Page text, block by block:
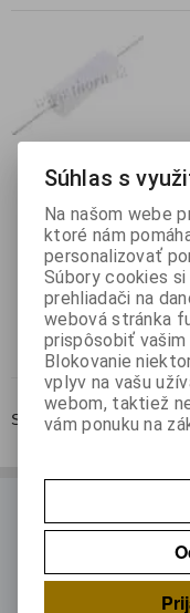
Strana1z1Celkom1
ODBER
Prihláste sa k odberu
Súhlas s
Na našom webe
ktoré nám
personalizovať
Súbory cookies
prehliadači na
webová stránka
prispôsobiť
Blokovanie
vplyv na vašu
webom, taktiež
vám ponuku na